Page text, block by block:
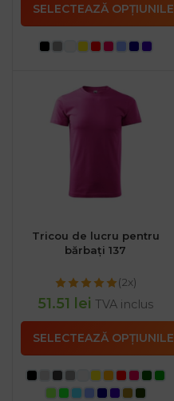
SELECTEAZĂ OPȚIUNILE
Tricou de lucru pentru
bărbați 137
(2x)
51.51 lei TVA inclus
SELECTEAZĂ OPȚIUNILE